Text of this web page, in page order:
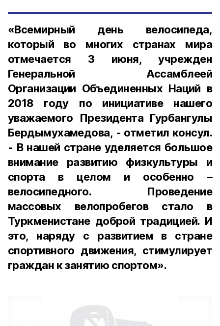
«Всемирный день велосипеда,
который во многих странах мира
отмечается 3 июня, учрежден
Генеральной Ассамблеей
Организации Объединенных Наций в
2018 году по инициативе нашего
уважаемого Президента Гурбангулы
Бердымухамедова, - отметил консул.
- В нашей стране уделяется большое
внимание развитию физкультуры и
спорта в целом и особенно –
велосипедного. Проведение
массовых велопробегов стало в
Туркменистане доброй традицией. И
это, наряду с развитием в стране
спортивного движения, стимулирует
граждан к занятию спортом».